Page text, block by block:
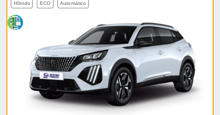
Híbrido ECO Automático